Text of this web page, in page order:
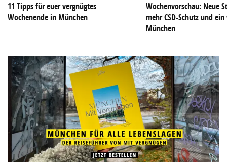
11 Tipps für euer vergnügtes
Wochenende in München
Wochenvorschau: Neue
mehr CSD-Schutz und
München